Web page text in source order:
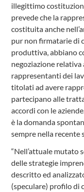
illegittimo
prevede che la
costituita anche
pur non firmatarie di
produttiva, abbiano
negoziazione
rappresentanti dei
titolati ad avere
partecipano alle
accordi con le
è la domanda
sempre nella recente
“Nell’attuale mutato
delle strategie
descritto ed
(speculare) profilo di